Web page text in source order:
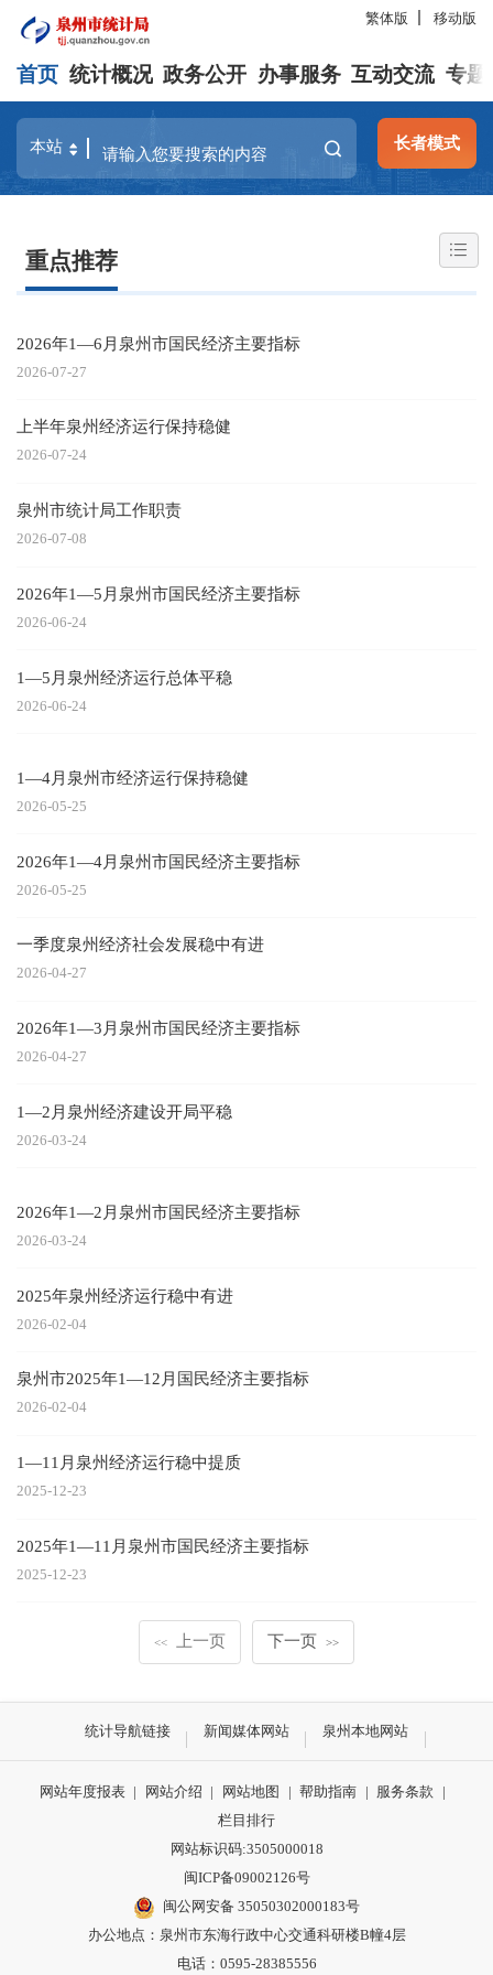
繁体版 移动版
首页 统计概况 政务公开 办事服务 互动交流 专题
长者模式
重点推荐
2026年1—6月泉州市国民经济主要指标
2026-07-27
上半年泉州经济运行保持稳健
2026-07-24
泉州市统计局工作职责
2026-07-08
2026年1—5月泉州市国民经济主要指标
2026-06-24
1—5月泉州经济运行总体平稳
2026-06-24
1—4月泉州市经济运行保持稳健
2026-05-25
2026年1—4月泉州市国民经济主要指标
2026-05-25
一季度泉州经济社会发展稳中有进
2026-04-27
2026年1—3月泉州市国民经济主要指标
2026-04-27
1—2月泉州经济建设开局平稳
2026-03-24
2026年1—2月泉州市国民经济主要指标
2026-03-24
2025年泉州经济运行稳中有进
2026-02-04
泉州市2025年1—12月国民经济主要指标
2026-02-04
1—11月泉州经济运行稳中提质
2025-12-23
2025年1—11月泉州市国民经济主要指标
2025-12-23
<< 上一页 下一页 >>
统计导航链接 新闻媒体网站 泉州本地网站
网站年度报表 | 网站介绍 | 网站地图 | 帮助指南 | 服务条款
|
栏目排行
网站标识码:3505000018
闽ICP备09002126号
闽公网安备 35050302000183号
办公地点：泉州市东海行政中心交通科研楼B幢4层
电话：0595-28385556